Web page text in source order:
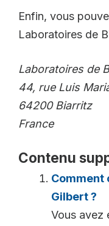
Enfin, vous
Laboratoires de
Laboratoires de
44, rue Luis
64200 Biarritz
France
Contenu
Comment
Gilbert ?
Vous avez